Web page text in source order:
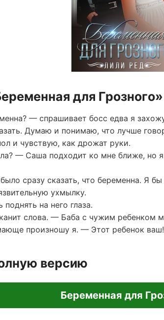
для Грозного»
— спрашивает босс едва я
Думаю и понимаю, что лучше
и чувствую, как дрожат руки.
— Саша подходит ко мне ближе, но я
сразу сказать, что беременна. Я
ухмылку.
на него глаза.
слова. — Баба с чужим ребенком
произношу я. — Этот ребенок ваш!
версию
Беременная для